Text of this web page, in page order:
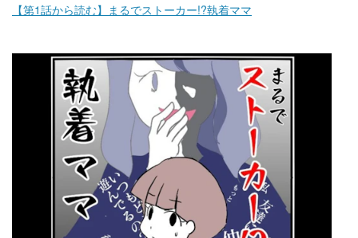
【第1話から読む】まるでストーカー!?執着ママ